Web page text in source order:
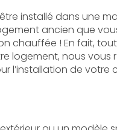
installé dans une
ancien que
chauffée ! En fait,
logement, nous
l’installation de